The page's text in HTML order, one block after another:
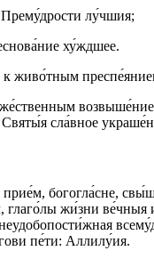
лу́чшия;
ху́ждшее.
к живо́тным
сла́вное
прие́м, богогла́сне,
глаго́лы жи́зни ве́чныя
пе́ти: Аллилу́ия.